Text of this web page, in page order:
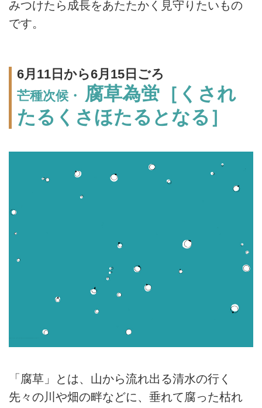
みつけたら成長をあたたかく見守りたいもの
です。
6月11日から6月15日ごろ
芒種次候・
腐草為蛍［くされ
たるくさほたるとなる］
「腐草」とは、山から流れ出る清水の行く
先々の川や畑の畔などに、垂れて腐った枯れ